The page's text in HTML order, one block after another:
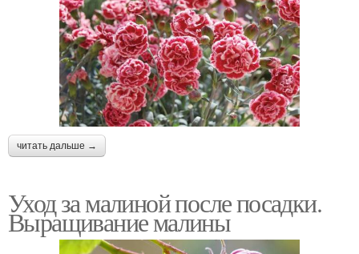
читать дальше →
Уход за малиной после посадки.
Выращивание малины